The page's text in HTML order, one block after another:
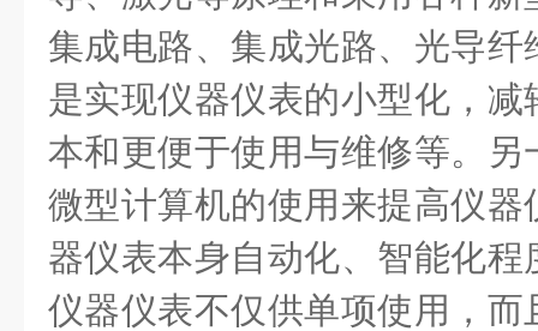
集成电路、集成光路、光导
是实现仪器仪表的小型化，
本和更便于使用与维修等。
微型计算机的使用来提高仪
器仪表本身自动化、智能化
仪器仪表不仅供单项使用，